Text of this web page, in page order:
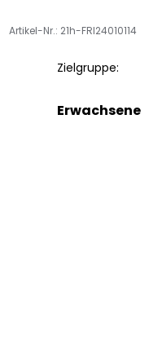
Artikel-Nr.: 21h-FRI24010114
Zielgruppe:
Erwachsene